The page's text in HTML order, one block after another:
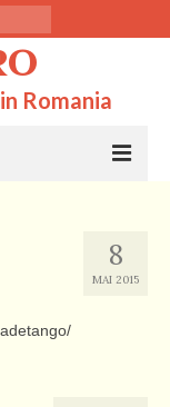
Romania
8
MAI 2015